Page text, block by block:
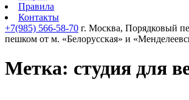
Правила
Контакты
+7(985) 566-58-70 г. Москва, Порядковый
пешком от м. «Белорусская» и
Метка: студия для